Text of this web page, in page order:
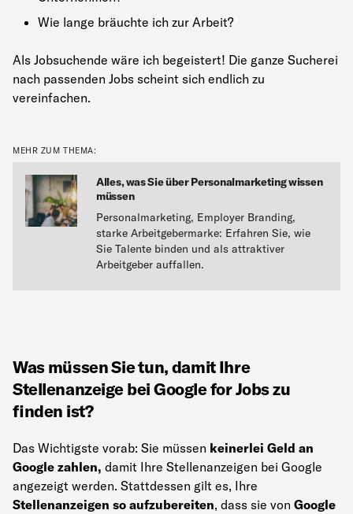
Wie lange bräuchte ich zur Arbeit?
Als Jobsuchende wäre ich begeistert! Die ganze Sucherei
nach passenden Jobs scheint sich endlich zu
vereinfachen.
MEHR ZUM THEMA:
Alles, was Sie über Personalmarketing wissen
müssen
Personalmarketing, Employer Branding,
starke Arbeitgebermarke: Erfahren Sie, wie
Sie Talente binden und als attraktiver
Arbeitgeber auffallen.
Was müssen Sie tun, damit Ihre
Stellenanzeige bei Google for Jobs zu
finden ist?
Das Wichtigste vorab: Sie müssen keinerlei Geld an
Google zahlen, damit Ihre Stellenanzeigen bei Google
angezeigt werden. Stattdessen gilt es, Ihre
Stellenanzeigen so aufzubereiten, dass sie von Google